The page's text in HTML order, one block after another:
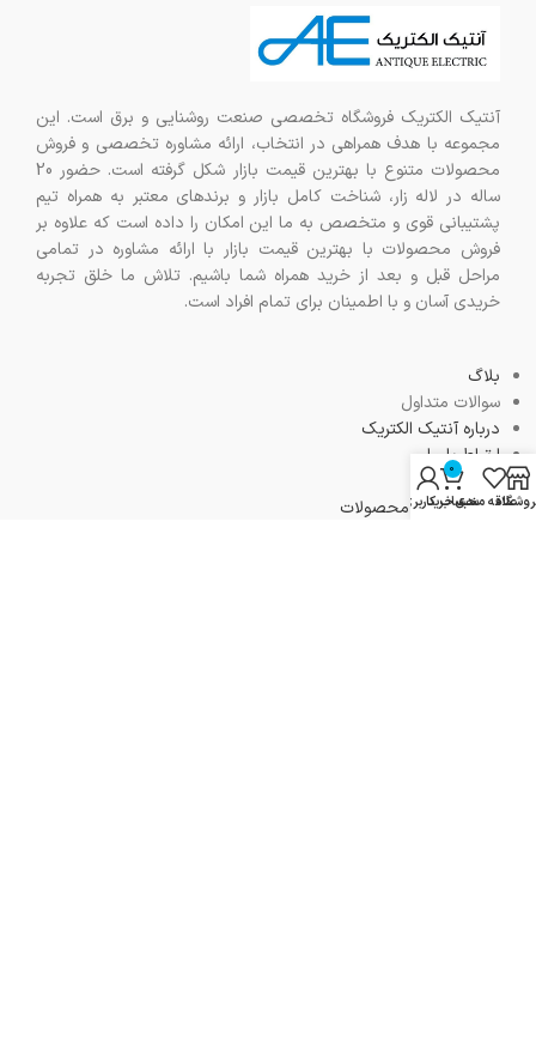
آنتیک الکتریک فروشگاه تخصصی صنعت روشنایی و برق است. این
مجموعه با هدف همراهی در انتخاب، ارائه مشاوره تخصصی و فروش
محصولات متنوع با بهترین قیمت بازار شکل گرفته است. حضور 20
ساله در لاله زار، شناخت کامل بازار و برندهای معتبر به همراه تیم
پشتیبانی قوی و متخصص به ما این امکان را داده است که علاوه بر
فروش محصولات با بهترین قیمت بازار با ارائه مشاوره در تمامی
مراحل قبل و بعد از خرید همراه شما باشیم. تلاش ما خلق تجربه
خریدی آسان و با اطمینان برای تمام افراد است.
بلاگ
سوالات متداول
درباره آنتیک الکتریک
ارتباط با ما
راهنمای خرید
نمایش تمام محصولات
علاقه مندی
0
سبد خرید
حساب کاربری من